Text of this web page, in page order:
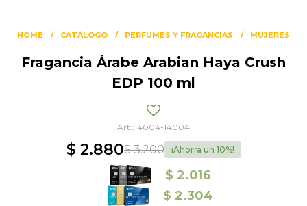
HOME CATÁLOGO PERFUMES Y FRAGANCIAS MUJERES
Fragancia Árabe Arabian Haya Crush
EDP 100 ml
14004-14004
$ 2.880$ 3.200 10
$ 2.016
$ 2.304